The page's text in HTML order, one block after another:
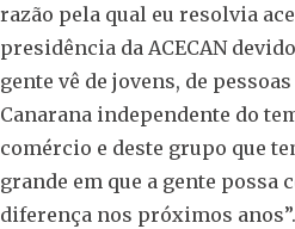
razão pela qual eu resolvia
presidência da ACECAN
gente vê de jovens, de
Canarana independente do
comércio e deste grupo que
grande em que a gente possa
diferença nos próximos anos”.